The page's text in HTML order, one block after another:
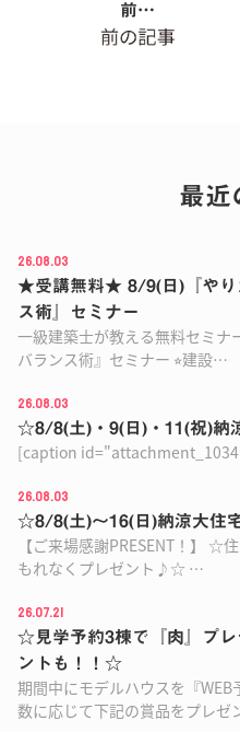
前…
最近
26.08.03
★受講無料★ 8/9(日)『やり
ス術』セミナー
一級建築士が教える無料セミナ
バランス術』セミナー ⭐︎建設…
26.08.03
☆8/8(土)・9(日)・11(祝)納
[caption
26.08.03
☆8/8(土)〜16(日)納涼大住
【ご来場感謝PRESENT！】 ☆
もれなくプレゼント♪☆ …
26.07.21
☆見学予約3棟で『肉』プ
ントも！！☆
期間中にモデルハウスを『
数に応じて下記の賞品をプレ